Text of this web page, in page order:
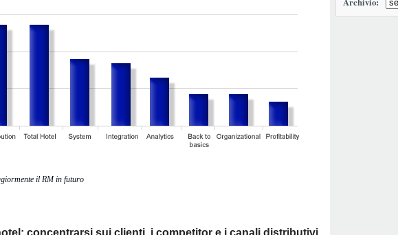
il RM in futuro
concentrarsi sui clienti, i competitor e i canali distributivi